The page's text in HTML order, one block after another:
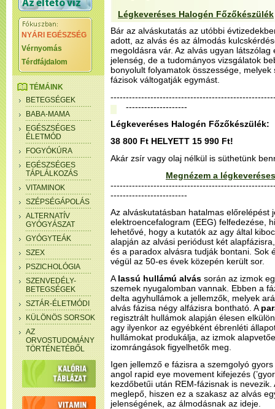
NYÁRI EGÉSZSÉG
Vérnyomás
Térdfájdalom
TÉMÁINK
BETEGSÉGEK
BABA-MAMA
EGÉSZSÉGES
ÉLETMÓD
FOGYÓKÚRA
EGÉSZSÉGES
TÁPLÁLKOZÁS
VITAMINOK
SZÉPSÉGÁPOLÁS
ALTERNATÍV
GYÓGYÁSZAT
GYÓGYTEÁK
SZEX
PSZICHOLÓGIA
SZENVEDÉLY-
BETEGSÉGEK
SZTÁR-ÉLETMÓDI
KÜLÖNÖS SORSOK
AZ
ORVOSTUDOMÁNY
TÖRTÉNETÉBŐL
Légkeveréses Halogén Főzőkészülék
Bár az alváskutatás az utóbbi
adott, az alvás és az álmodás
megoldásra vár. Az alvás ugyan
jelenség, de a tudományos vizsgálatok
bonyolult folyamatok összessége,
fázisok váltogatják egymást.
--------------------
Légkeveréses Halogén Főzőkészülék:
38 800 Ft HELYETT 15 990 Ft!
Akár zsír vagy olaj nélkül is süthetünk
Megnézem a
-------------------------
Az alváskutatásban hatalmas előrelépést
elektroencefalogram (EEG) felfedezése,
lehetővé, hogy a kutatók az agy által
alapján az alvási periódust két
és a paradox alvásra tudják bontani. Sok
végül az 50-es évek közepén került sor.
A lassú hullámú alvás során az izmok
szemek nyugalomban vannak. Ebben a
delta agyhullámok a jellemzők, melyek
alvás fázisa négy alfázisra bontható. A
regisztrált hullámok alapján élesen
agy ilyenkor az egyébként ébrenléti
hullámokat produkálja, az izmok
izomrángások figyelhetők meg.
Igen jellemző e fázisra a szemgolyó
angol rapid eye movement kifejezés
kezdőbetűi után REM-fázisnak is
meglepő, hiszen ez a szakasz az alvás
jelenségének, az álmodásnak az ideje.